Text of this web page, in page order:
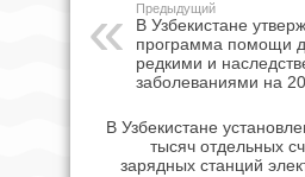
Предыдущий
В Узбекистане
программа помощи
редкими и
заболеваниями на
В Узбекистане
тысяч отдельных
зарядных станций